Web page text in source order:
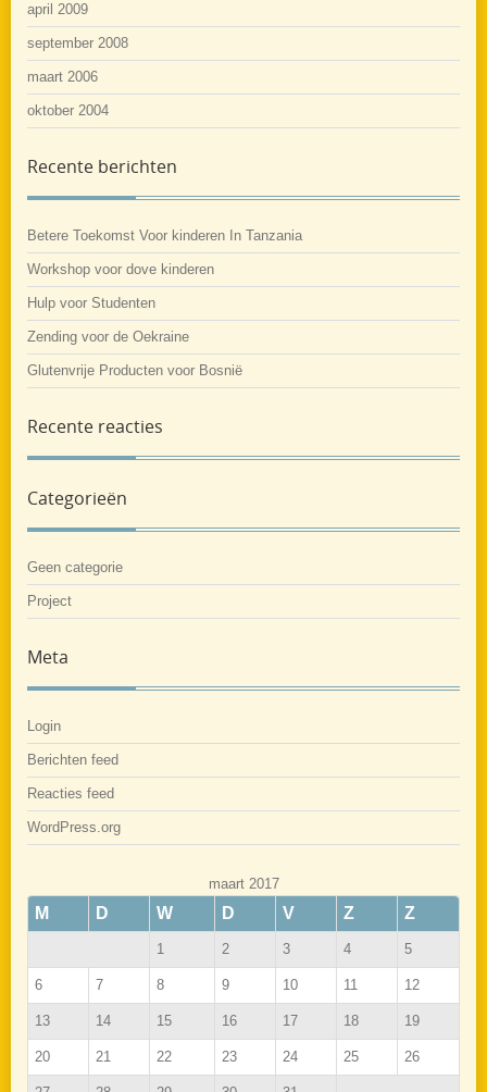
april 2009
september 2008
maart 2006
oktober 2004
Recente berichten
Betere Toekomst Voor kinderen In Tanzania
Workshop voor dove kinderen
Hulp voor Studenten
Zending voor de Oekraine
Glutenvrije Producten voor Bosnië
Recente reacties
Categorieën
Geen categorie
Project
Meta
Login
Berichten feed
Reacties feed
WordPress.org
maart 2017
M D W D V Z Z
1 2 3 4 5
6 7 8 9 10 11 12
13 14 15 16 17 18 19
20 21 22 23 24 25 26